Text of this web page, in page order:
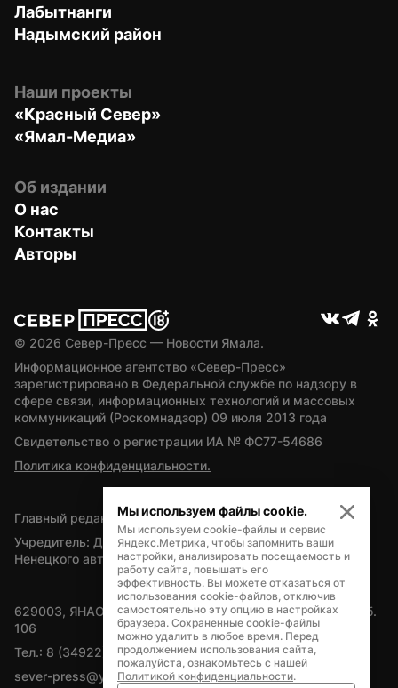
Лабытнанги
Надымский район
Наши проекты
«Красный Север»
«Ямал-Медиа»
Об издании
О нас
Контакты
Авторы
© 2026 Север-Пресс — Новости Ямала.
Информационное агентство «Север-Пресс»
зарегистрировано в Федеральной службе по надзору в
сфере связи, информационных технологий и массовых
коммуникаций (Роскомнадзор) 09 июля 2013 года
Свидетельство о регистрации ИА № ФС77-54686
Политика конфиденциальности.
Главный редактор — А.Л. Поздеев
Учредитель: Департамент внутренней политики Ямало-
Ненецкого автономного округа
629003, ЯНАО, Салехард, мкр. Богдана Кнунянца, д.1, каб.
106
Тел.: 8 (34922) 71262
sever-press@yamal-media.ru
Мы используем файлы cookie.
Мы используем cookie-файлы и сервис
Яндекс.Метрика, чтобы запомнить ваши
настройки, анализировать посещаемость и
работу сайта, повышать его
эффективность. Вы можете отказаться от
использования cookie-файлов, отключив
самостоятельно эту опцию в настройках
браузера. Сохраненные cookie-файлы
можно удалить в любое время. Перед
продолжением использования сайта,
пожалуйста, ознакомьтесь с нашей
Политикой конфиденциальности.